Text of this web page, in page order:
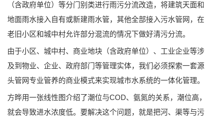
（含政府单位）等分门别类进行雨污分流改造，将建筑天面和
地面雨水接入自有或新建雨水管，其他全部接入污水管网，在
老旧小区和城中村允许部分混流的情况下做好清污分流。
由于小区、城中村、商业地块（含政府单位）、工业企业等涉
及到物业、企业、政府部门等管理实体，我们必须探索一套源
头管网专业管养的商业模式来实现城市水系统的一体化管理。
方晔用一张线性图介绍了潮位与COD、氨氮的关系，潮位高，
就会导致进水浓度低。要解决这个问题，就是把河、渠等与污